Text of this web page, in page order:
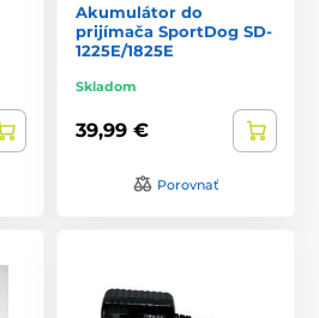
Akumulátor do
prijímača SportDog SD-
1225E/1825E
Skladom
39,99 €
Porovnať